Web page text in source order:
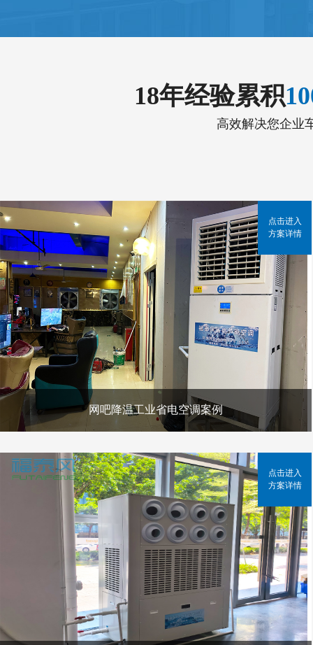
18年经验累积
高效解决您企业
网吧降温工业省电空调案例
点击进入
方案详情
点击进入
方案详情